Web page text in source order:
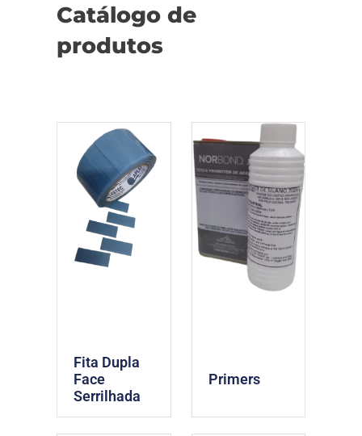
Catálogo de
produtos
Fita Dupla
Face
Serrilhada
Primers